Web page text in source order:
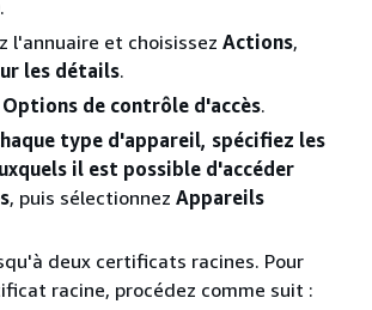
.
l'annuaire et choisissez Actions,
les détails.
Options de contrôle d'accès.
type d'appareil, spécifiez les
il est possible d'accéder
, puis sélectionnez Appareils
deux certificats racines. Pour
racine, procédez comme suit :